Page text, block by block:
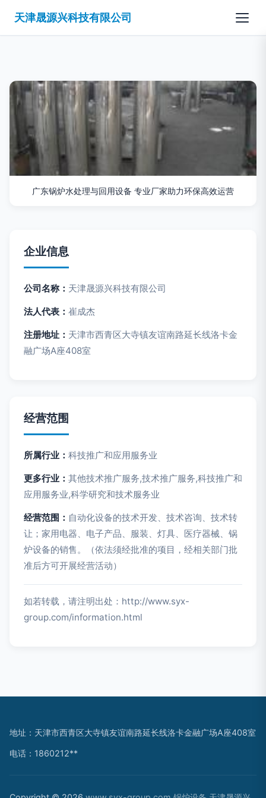
天津晟源兴科技有限公司
广东锅炉水处理与回用设备 专业厂家助力环保高效运营
企业信息
公司名称： 天津晟源兴科技有限公司
法人代表： 崔成杰
注册地址： 天津市西青区大寺镇友谊南路延长线洛卡金
融广场A座408室
经营范围
所属行业： 科技推广和应用服务业
更多行业： 其他技术推广服务,技术推广服务,科技推广和
应用服务业,科学研究和技术服务业
经营范围： 自动化设备的技术开发、技术咨询、技术转
让；家用电器、电子产品、服装、灯具、医疗器械、锅
炉设备的销售。（依法须经批准的项目，经相关部门批
准后方可开展经营活动）
如若转载，请注明出处：http://www.syx-
group.com/information.html
地址：天津市西青区大寺镇友谊南路延长线洛卡金融广场A座408室
电话：1860212**